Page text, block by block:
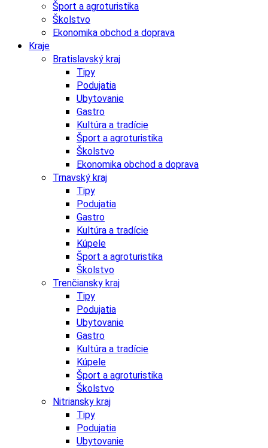
Šport a agroturistika
Školstvo
Ekonomika obchod a doprava
Kraje
Bratislavský kraj
Tipy
Podujatia
Ubytovanie
Gastro
Kultúra a tradície
Šport a agroturistika
Školstvo
Ekonomika obchod a doprava
Trnavský kraj
Tipy
Podujatia
Gastro
Kultúra a tradície
Kúpele
Šport a agroturistika
Školstvo
Trenčiansky kraj
Tipy
Podujatia
Ubytovanie
Gastro
Kultúra a tradície
Kúpele
Šport a agroturistika
Školstvo
Nitriansky kraj
Tipy
Podujatia
Ubytovanie